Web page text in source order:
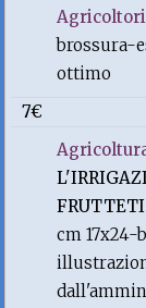
brossura-
ottimo
7€
cm